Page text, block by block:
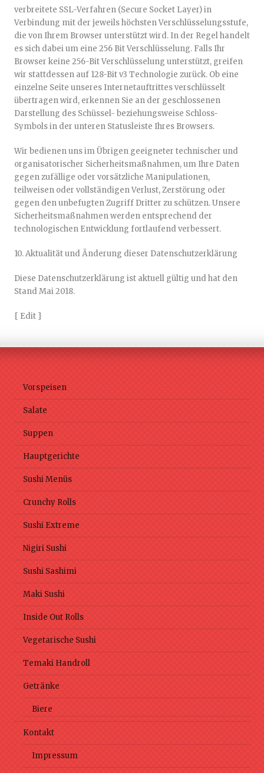
verbreitete SSL-Verfahren (Secure Socket Layer) in
Verbindung mit der jeweils höchsten Verschlüsselungsstufe,
die von Ihrem Browser unterstützt wird. In der Regel handelt
es sich dabei um eine 256 Bit Verschlüsselung. Falls Ihr
Browser keine 256-Bit Verschlüsselung unterstützt, greifen
wir stattdessen auf 128-Bit v3 Technologie zurück. Ob eine
einzelne Seite unseres Internetauftrittes verschlüsselt
übertragen wird, erkennen Sie an der geschlossenen
Darstellung des Schüssel- beziehungsweise Schloss-
Symbols in der unteren Statusleiste Ihres Browsers.
Wir bedienen uns im Übrigen geeigneter technischer und
organisatorischer Sicherheitsmaßnahmen, um Ihre Daten
gegen zufällige oder vorsätzliche Manipulationen,
teilweisen oder vollständigen Verlust, Zerstörung oder
gegen den unbefugten Zugriff Dritter zu schützen. Unsere
Sicherheitsmaßnahmen werden entsprechend der
technologischen Entwicklung fortlaufend verbessert.
10. Aktualität und Änderung dieser Datenschutzerklärung
Diese Datenschutzerklärung ist aktuell gültig und hat den
Stand Mai 2018.
{ Edit }
Vorspeisen
Salate
Suppen
Hauptgerichte
Sushi Menüs
Crunchy Rolls
Sushi Extreme
Nigiri Sushi
Sushi Sashimi
Maki Sushi
Inside Out Rolls
Vegetarische Sushi
Temaki Handroll
Getränke
Biere
Kontakt
Impressum